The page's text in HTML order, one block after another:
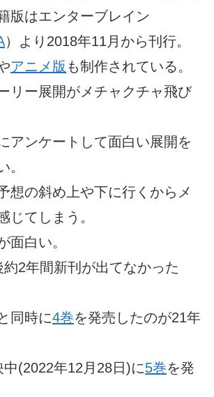
版はエンターブレイン
）より2018年11月から刊行。
アニメ版 も制作されている。
リー展開がメチャクチャ飛び
アンケートして面白い展開を
。
想の斜め上や下に行くからメ
じてしまう。
面白い。
約2年間新刊が出てなかった
同時に4巻を発売したのが21年
中(2022年12月28日)に5巻を発